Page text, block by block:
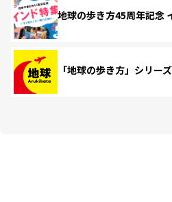
地球の歩き方45周年記念
「地球の歩き方」シリー